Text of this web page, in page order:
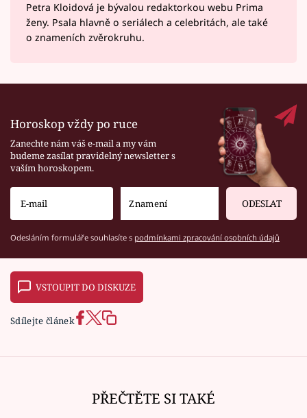
Petra Kloidová je bývalou redaktorkou webu Prima
ženy. Psala hlavně o seriálech a celebritách, ale také
o znameních zvěrokruhu.
Horoskop vždy po ruce
Zanechte nám váš e-mail a my vám
budeme zasílat pravidelný newsletter s
vaším horoskopem.
ODESLAT
Odesláním formuláře souhlasíte s podmínkami zpracování osobních údajů
VSTOUPIT DO DISKUZE
Sdílejte článek
PŘEČTĚTE SI TAKÉ